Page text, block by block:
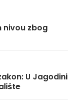
nivou zbog
U Jagodini